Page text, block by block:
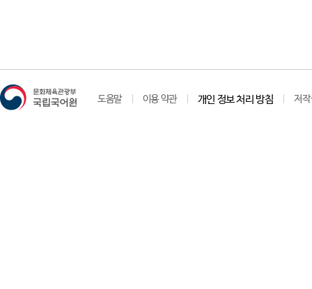
도움말 이용 약관 개인 정보 처리 방침 저